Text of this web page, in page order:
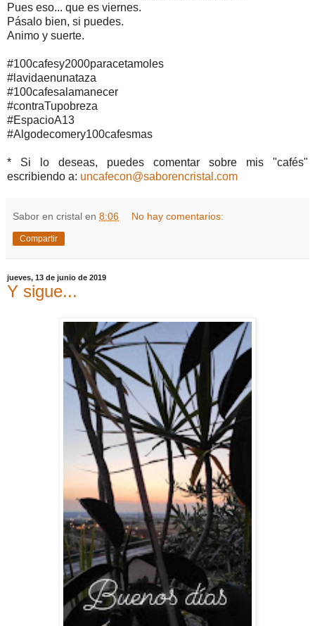
Pues eso... que es viernes.
Pásalo bien, si puedes.
Animo y suerte.
#100cafesy2000paracetamoles
#lavidaenunataza
#100cafesalamanecer
#contraTupobreza
#EspacioA13
#Algodecomery100cafesmas
* Si lo deseas, puedes comentar sobre mis "cafés"
escribiendo a: uncafecon@saborencristal.com
Sabor en cristal en 8:06 No hay comentarios:
Compartir
jueves, 13 de junio de 2019
Y sigue...